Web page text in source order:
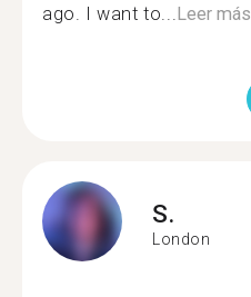
ago. I want to...Leer más
S.
London